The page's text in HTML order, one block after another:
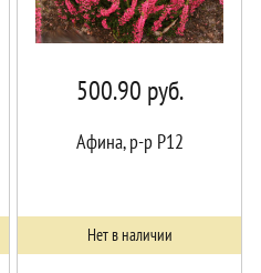
500.90 руб.
Афина, р-р P12
Нет в наличии